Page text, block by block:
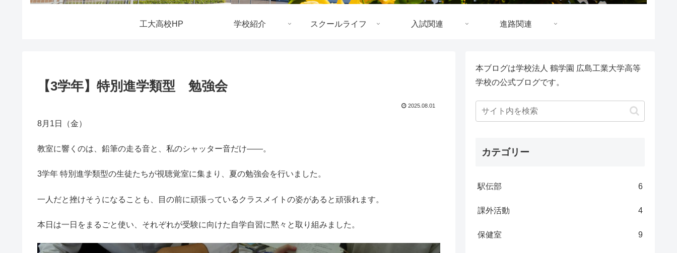
工大高校HP 学校紹介 スクールライフ 入試関連 進路関連
【3学年】特別進学類型 勉強会
2025.08.01
8月1日（金）
教室に響くのは、鉛筆の走る音と、私のシャッター音だけ――。
3学年 特別進学類型の生徒たちが視聴覚室に集まり、夏の勉強会を行いました。
一人だと挫けそうになることも、目の前に頑張っているクラスメイトの姿があると頑張れます。
本日は一日をまるごと使い、それぞれが受験に向けた自学自習に黙々と取り組みました。
本ブログは学校法人 鶴学園 広島工業大学高等
学校の公式ブログです。
カテゴリー
駅伝部 6
課外活動 4
保健室 9